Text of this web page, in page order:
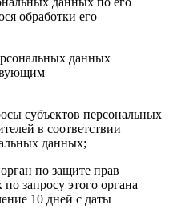
обработки его
данных
субъектов персональных
в соответствии
данных;
по защите прав
запросу этого органа
10 дней с даты